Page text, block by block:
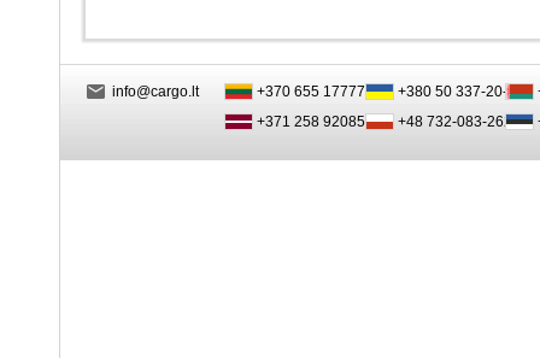
info@cargo.lt
+370 655 17777
+371 258 92085
+380 50 337-20-47
+48 732-083-262